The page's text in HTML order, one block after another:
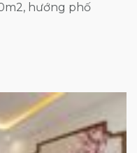
hướng phố